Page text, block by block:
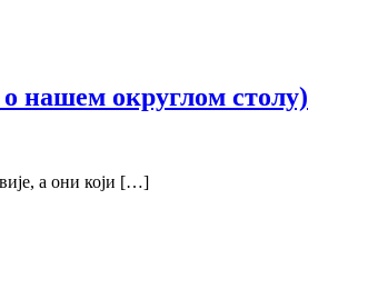
нашем округлом столу)
а они који […]